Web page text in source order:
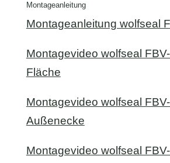
Montageanleitung
Montageanleitung wolfseal
Montagevideo wolfseal
Fläche
Montagevideo wolfseal
Außenecke
Montagevideo wolfseal